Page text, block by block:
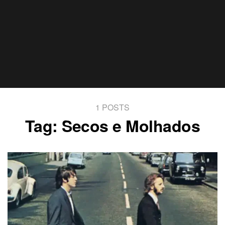
1 POSTS
Tag: Secos e Molhados